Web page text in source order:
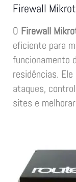
Firewall
O Firewall
eficiente para
funcionamento
residências.
ataques,
sites e